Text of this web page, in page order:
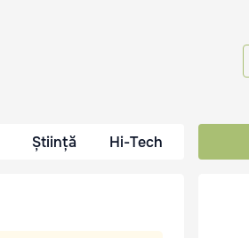
Știință Hi-Tech